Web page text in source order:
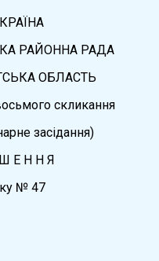
РАЙОННА РАДА
ОБЛАСТЬ
скликання
засідання)
Е Н Н Я
№ 47